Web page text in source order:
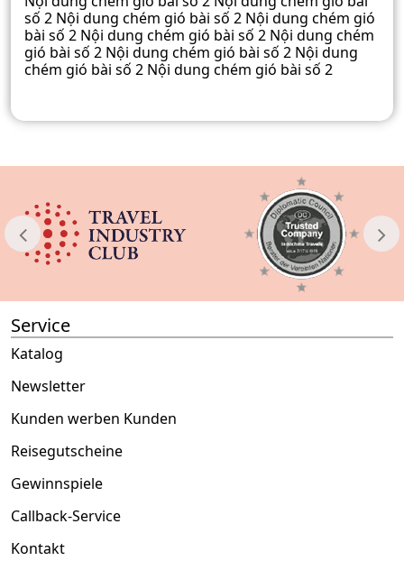
số 2 Nội dung chém gió bài số 2 Nội dung chém gió
bài số 2 Nội dung chém gió bài số 2 Nội dung chém
gió bài số 2 Nội dung chém gió bài số 2 Nội dung
chém gió bài số 2 Nội dung chém gió bài số 2
Service
Katalog
Newsletter
Kunden werben Kunden
Reisegutscheine
Gewinnspiele
Callback-Service
Kontakt